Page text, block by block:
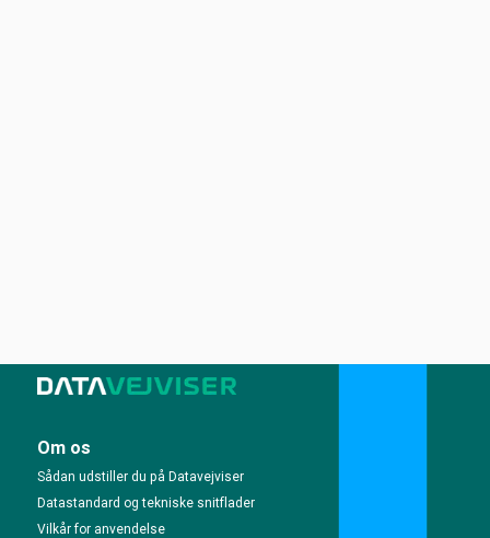
Om os
Sådan udstiller du på Datavejviser
Datastandard og tekniske snitflader
Vilkår for anvendelse